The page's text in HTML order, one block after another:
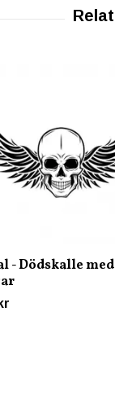
- Dödskalle med